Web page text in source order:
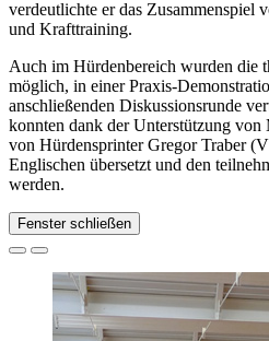
verdeutlichte er das Zusammenspiel
und Krafttraining.
Auch im Hürdenbereich wurden die
möglich, in einer Praxis-
anschließenden Diskussionsrunde
konnten dank der Unterstützung
von Hürdensprinter Gregor Traber
Englischen übersetzt und den
werden.
Fenster schließen